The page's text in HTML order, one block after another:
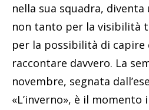
nella sua squadra, diventa
non tanto per la visibilità
per la possibilità di capire
raccontare davvero. La
novembre, segnata
«L’inverno», è il